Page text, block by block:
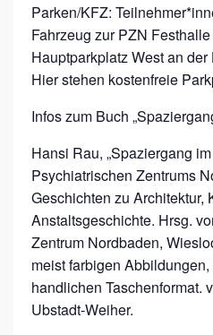
Parken/KFZ:
Fahrzeug zur PZN
Hauptparkplatz West an
Hier stehen kostenfreie
Infos zum Buch
Hansi Rau, „Spaziergang
Psychiatrischen Zentrums
Geschichten zu Architektur,
Anstaltsgeschichte. Hrsg.
Zentrum Nordbaden,
meist farbigen
handlichen Taschenformat.
Ubstadt-Weiher.